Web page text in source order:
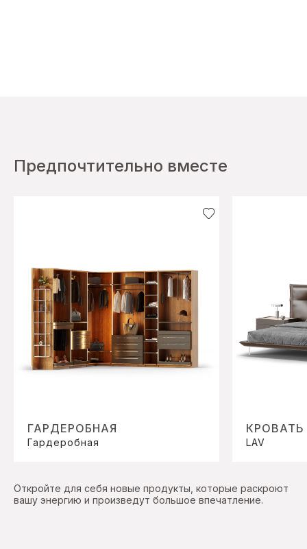
Предпочтительно вместе
ГАРДЕРОБНАЯ
Гардеробная
КРОВАТЬ
LAV
Откройте для себя новые продукты, которые раскроют
вашу энергию и произведут большое впечатление.